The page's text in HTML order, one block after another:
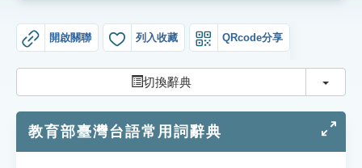
生字詞彙表
知識索引
開啟關聯 列入收藏 QRcode分享
切換辭典 切換
教育部臺灣台語常用詞辭典